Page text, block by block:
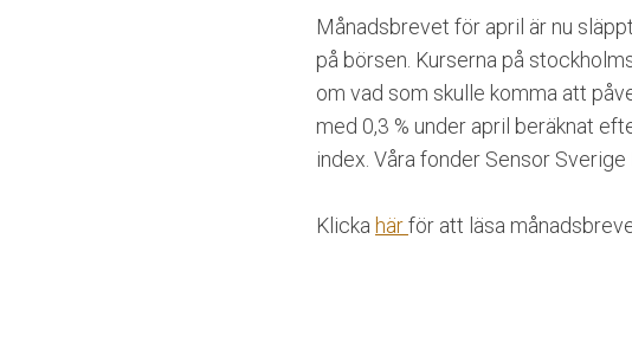
Månadsbrevet för april är nu
på börsen. Kurserna på
om vad som skulle komma att
med 0,3 % under april beräknat
index. Våra fonder Sensor
Klicka här för att läsa